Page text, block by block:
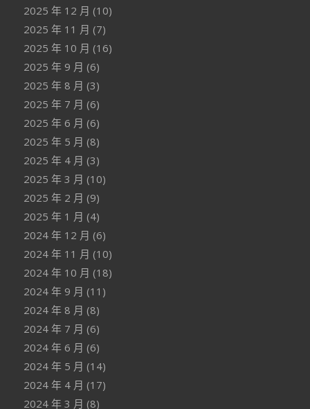
2025 年 12 月 (10)
2025 年 11 月 (7)
2025 年 10 月 (16)
2025 年 9 月 (6)
2025 年 8 月 (3)
2025 年 7 月 (6)
2025 年 6 月 (6)
2025 年 5 月 (8)
2025 年 4 月 (3)
2025 年 3 月 (10)
2025 年 2 月 (9)
2025 年 1 月 (4)
2024 年 12 月 (6)
2024 年 11 月 (10)
2024 年 10 月 (18)
2024 年 9 月 (11)
2024 年 8 月 (8)
2024 年 7 月 (6)
2024 年 6 月 (6)
2024 年 5 月 (14)
2024 年 4 月 (17)
2024 年 3 月 (8)